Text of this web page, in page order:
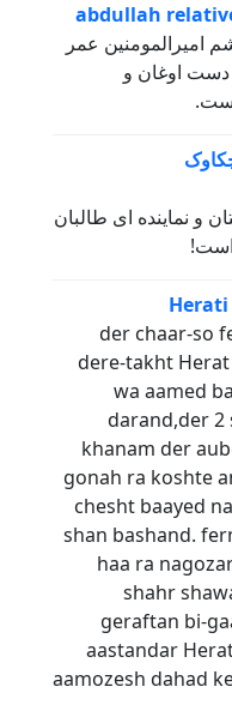
abdullah
امیرالمومنین عمر
دست اوغان و
و نماينده ای طالبان
است!
Herati
der chaar-so
dere-takht
wa aamed
darand,der 2
khanam der
gonah ra koshte
chesht baayed
shan bashand.
haa ra
shahr
geraftan bi-
aastandar
aamozesh dahad